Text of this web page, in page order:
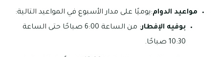
مواعيد الدوام:يوميًا على مدار الأسبوع في المواعيد التالية:
بوفيه الإفطار
: من الساعة 6:00 صباحًا حتى الساعة
10:30 صباحًا.